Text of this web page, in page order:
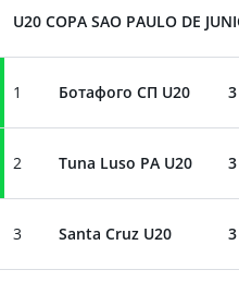
U20 COPA SAO PAULO DE
1 Ботафого СП U20 3
2 Tuna Luso PA U20 3
3 Santa Cruz U20 3